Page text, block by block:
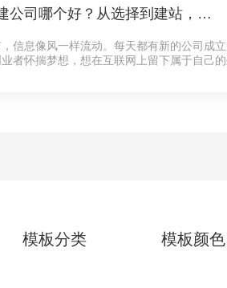
北京网站搭建公司哪个好？从选择到建站，这些你必须知道的事
信息像风一样流动。每天都有新的公司成
者怀揣梦想，想在互联网上留下属于自己
模板分类 模板颜色